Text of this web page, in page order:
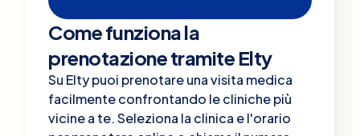
Come funziona la
prenotazione tramite Elty
Su Elty puoi prenotare una visita medica
facilmente confrontando le cliniche più
vicine a te. Seleziona la clinica e l'orario